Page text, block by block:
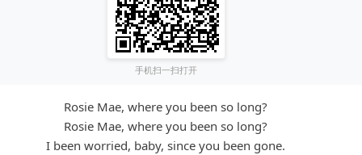
手机扫一扫打开
Rosie Mae, where you been so long?
Rosie Mae, where you been so long?
I been worried, baby, since you been gone.